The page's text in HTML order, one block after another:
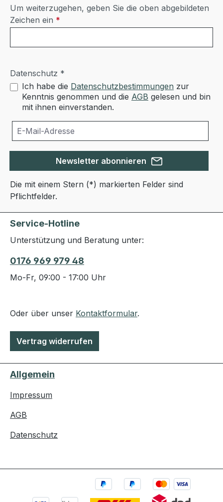
Um weiterzugehen, geben Sie die oben abgebildeten
Zeichen ein *
Datenschutz *
Ich habe die Datenschutzbestimmungen zur
Kenntnis genommen und die AGB gelesen und bin
mit ihnen einverstanden.
Newsletter abonnieren
Die mit einem Stern (*) markierten Felder sind
Pflichtfelder.
Service-Hotline
Unterstützung und Beratung unter:
0176 969 979 48
Mo-Fr, 09:00 - 17:00 Uhr
Oder über unser Kontaktformular.
Vertrag widerrufen
Allgemein
Impressum
AGB
Datenschutz